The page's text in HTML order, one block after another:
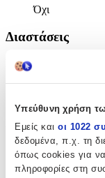
Υπεύθυνη χρήση
Εμείς και οι 1022
δεδομένα, π.χ. τη
όπως cookies για
πληροφορίες στη
Όχι
Διαστάσεις
Πλάτος
100
cm
Μήκος:
150
cm